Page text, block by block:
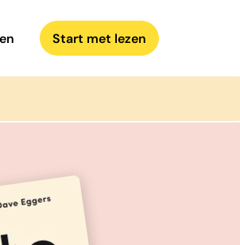
Start met lezen